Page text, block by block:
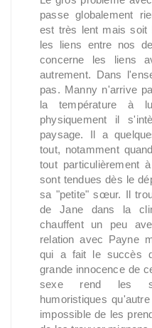
passe globalement
est très lent mais
les liens entre nos
concerne les liens
autrement. Dans
pas. Manny n'arrive
la température à
physiquement il
paysage. Il a
tout, notamment
tout particulièrement
sont tendues dès le
sa "petite" sœur. Il
de Jane dans la
chauffent un peu
relation avec Payne
qui a fait le succès
grande innocence de
sexe rend les
humoristiques
impossible de les